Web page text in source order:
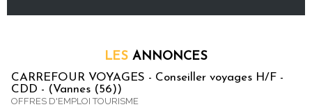
LES ANNONCES
CARREFOUR VOYAGES - Conseiller voyages H/F -
CDD - (Vannes (56))
OFFRES D'EMPLOI TOURISME